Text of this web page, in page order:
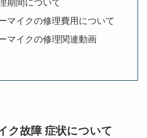
期間について
マイクの修理費用について
マイクの修理関連動画
ク故障 症状について